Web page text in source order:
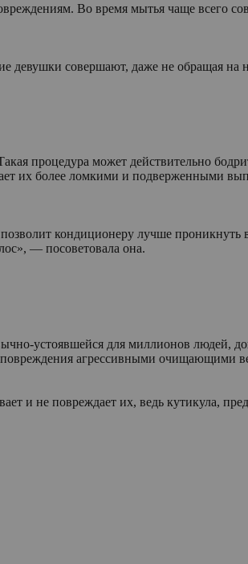
Во время мытья чаще всего
девушки совершают, даже не обращая на
процедура может действительно
их более ломкими и подверженными
кондиционеру лучше
— посоветовала она.
устоявшейся для миллионов людей,
повреждения агрессивными очищающими
и не повреждает их, ведь кутикула,